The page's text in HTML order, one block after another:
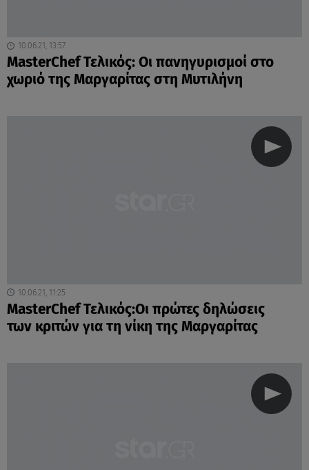
10.06.21, 13:57
MasterChef Τελικός: Οι πανηγυρισμοί στο
χωριό της Μαργαρίτας στη Μυτιλήνη
10.06.21, 11:25
MasterChef Τελικός:Οι πρώτες δηλώσεις
των κριτών για τη νίκη της Μαργαρίτας